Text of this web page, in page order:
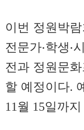
이번 정원박
전문가‧학생‧
전과 정원문
할 예정이다.
11월 15일까